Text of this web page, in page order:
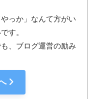
っか」なんて方がい
す。
、ブログ運営の励み